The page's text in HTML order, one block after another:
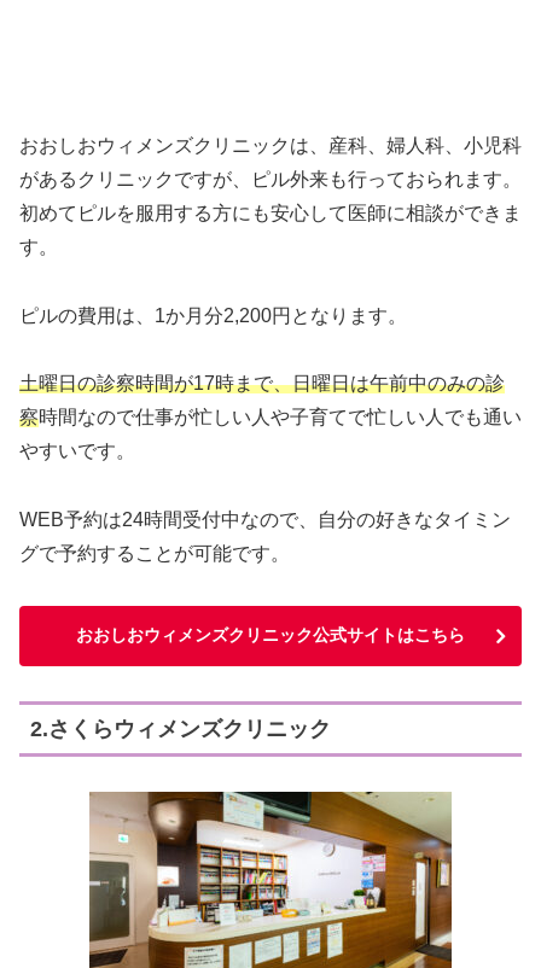
おおしおウィメンズクリニックは、産科、婦人科、小児科
があるクリニックですが、ピル外来も行っておられます。
初めてピルを服用する方にも安心して医師に相談ができま
す。
ピルの費用は、1か月分2,200円となります。
土曜日の診察時間が17時まで、日曜日は午前中のみの診
察時間なので仕事が忙しい人や子育てで忙しい人でも通い
やすいです。
WEB予約は24時間受付中なので、自分の好きなタイミン
グで予約することが可能です。
おおしおウィメンズクリニック公式サイトはこちら
2.さくらウィメンズクリニック